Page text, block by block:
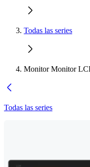
Todas las series
Monitor Monitor
Todas las series